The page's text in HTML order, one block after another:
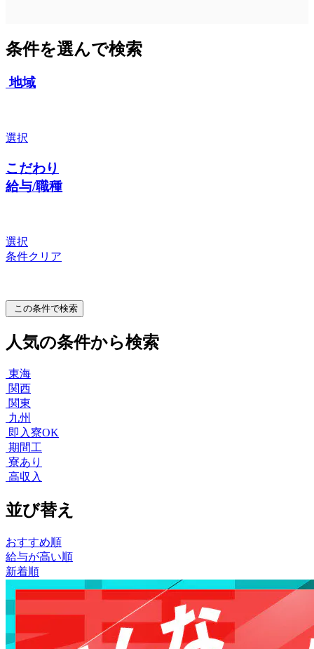
条件を選んで検索
地域
選択
こだわり
給与/職種
選択
条件クリア
この条件で検索
人気の条件から検索
東海
関西
関東
九州
即入寮OK
期間工
寮あり
高収入
並び替え
おすすめ順
給与が高い順
新着順